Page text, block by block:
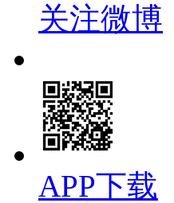
关注微博
APP下载